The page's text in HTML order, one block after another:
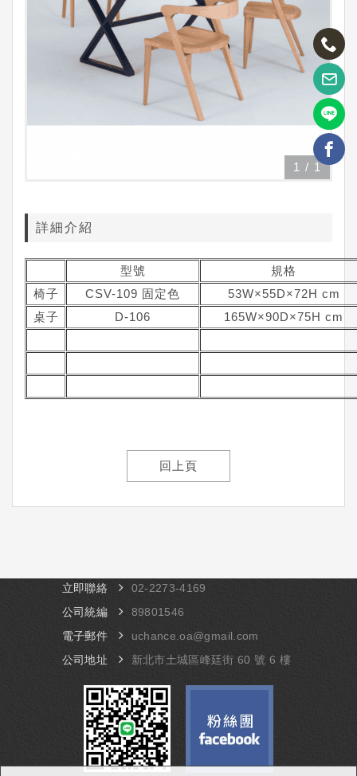
1 / 1
詳細介紹
型號
規格
椅子
CSV-109 固定色
53W×55D×72H cm
桌子
D-106 165W×90D×75H cm
回上頁
立即聯絡
​02-​2273-4169
公司統編
89801546
電子郵件
uchance.oa@gmail.com
公司地址
​新北市土城區峰廷街 60 號 6 樓